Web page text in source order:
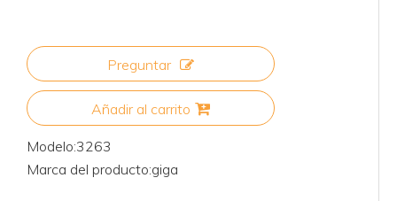
Preguntar
Añadir al carrito
Modelo:3263
Marca del producto:giga